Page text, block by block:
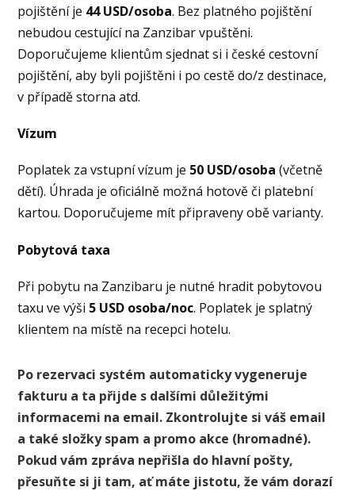
pojištění je 44 USD/osoba. Bez platného pojištění
nebudou cestující na Zanzibar vpuštěni.
Doporučujeme klientům sjednat si i české cestovní
pojištění, aby byli pojištěni i po cestě do/z destinace,
v případě storna atd.
Vízum
Poplatek za vstupní vízum je 50 USD/osoba (včetně
dětí). Úhrada je oficiálně možná hotově či platební
kartou. Doporučujeme mít připraveny obě varianty.
Pobytová taxa
Při pobytu na Zanzibaru je nutné hradit pobytovou
taxu ve výši 5 USD osoba/noc. Poplatek je splatný
klientem na místě na recepci hotelu.
Po rezervaci systém automaticky vygeneruje
fakturu a ta přijde s dalšími důležitými
informacemi na email. Zkontrolujte si váš email
a také složky spam a promo akce (hromadné).
Pokud vám zpráva nepřišla do hlavní pošty,
přesuňte si ji tam, ať máte jistotu, že vám dorazí